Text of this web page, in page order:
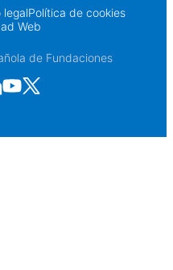
legalPolítica de cookies
Web
de Fundaciones